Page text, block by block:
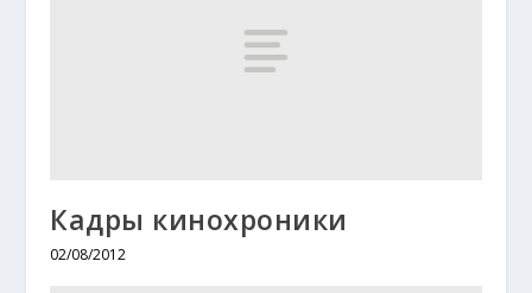
Кадры кинохроники
02/08/2012